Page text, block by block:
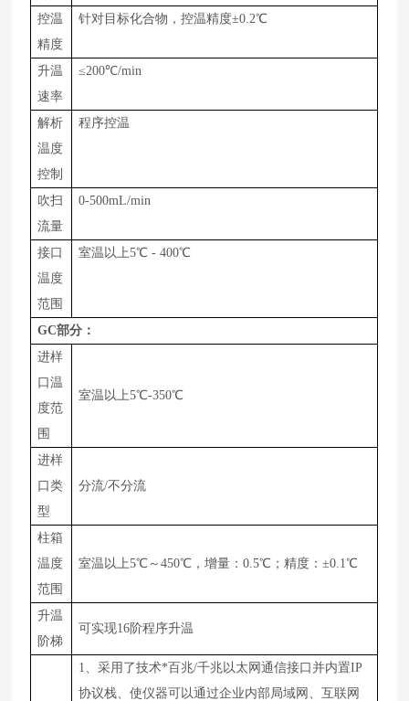
控温
精度
针对目标化合物，控温精度±0.2℃
升温
速率
≤200℃/min
解析
温度
控制
程序控温
吹扫
流量
0-500mL/min
接口
温度
范围
室温以上5℃ - 400℃
GC部分：
进样
口温
度范
围
室温以上5℃-350℃
进样
口类
型
分流/不分流
柱箱
温度
范围
室温以上5℃～450℃，增量：0.5℃；精度：±0.1℃
升温
阶梯
可实现16阶程序升温
1、采用了技术*百兆/千兆以太网通信接口并内置IP
协议栈、使仪器可以通过企业内部局域网、互联网